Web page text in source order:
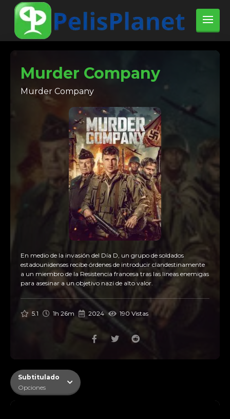
Murder Company
Murder Company
En medio de la invasión del Día D, un grupo de soldados
estadounidenses recibe órdenes de introducir clandestinamente
a un miembro de la Resistencia francesa tras las líneas enemigas
para asesinar a un objetivo nazi de alto valor.
5.1 1h 26m 2024 190 Vistas
Subtitulado
Opciones